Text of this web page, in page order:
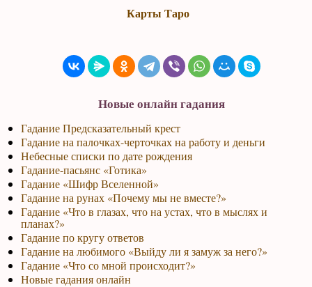
Карты Таро
Новые онлайн гадания
Гадание Предсказательный крест
Гадание на палочках-черточках на работу и деньги
Небесные списки по дате рождения
Гадание-пасьянс «Готика»
Гадание «Шифр Вселенной»
Гадание на рунах «Почему мы не вместе?»
Гадание «Что в глазах, что на устах, что в мыслях и
планах?»
Гадание по кругу ответов
Гадание на любимого «Выйду ли я замуж за него?»
Гадание «Что со мной происходит?»
Новые гадания онлайн